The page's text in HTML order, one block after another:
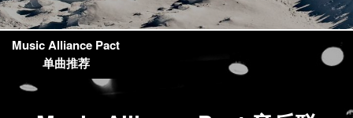
Music Alliance Pact
单曲推荐